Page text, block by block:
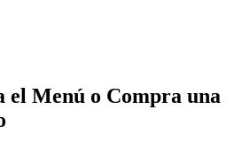
el Menú o Compra una